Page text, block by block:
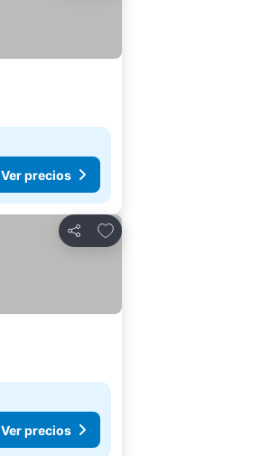
Ver precios
Compartir
Añadir a favoritos
Ver precios